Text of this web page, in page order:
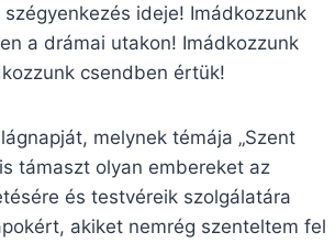
ideje! Imádkozzunk
a drámai utakon! Imádkozzunk
csendben értük!
melynek témája „Szent
támaszt olyan embereket az
és testvéreik szolgálatára
akiket nemrég szenteltem fel